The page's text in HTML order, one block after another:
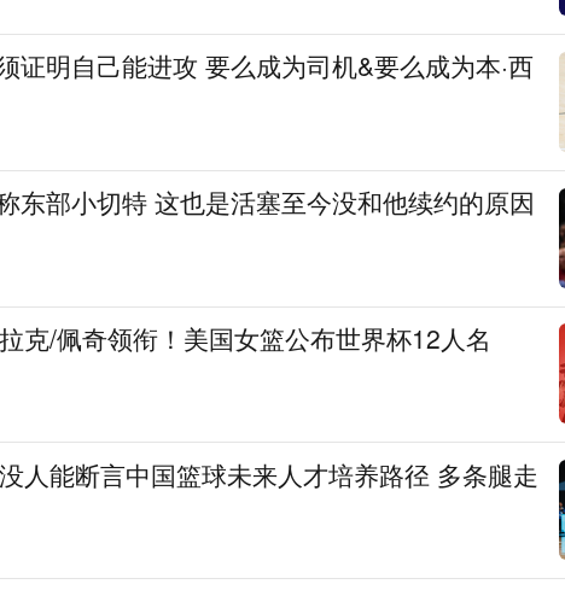
证明自己能进攻 要么成为司机&要么成为本·西
东部小切特 这也是活塞至今没和他续约的原因
克/佩奇领衔！美国女篮公布世界杯12人名
人能断言中国篮球未来人才培养路径 多条腿走